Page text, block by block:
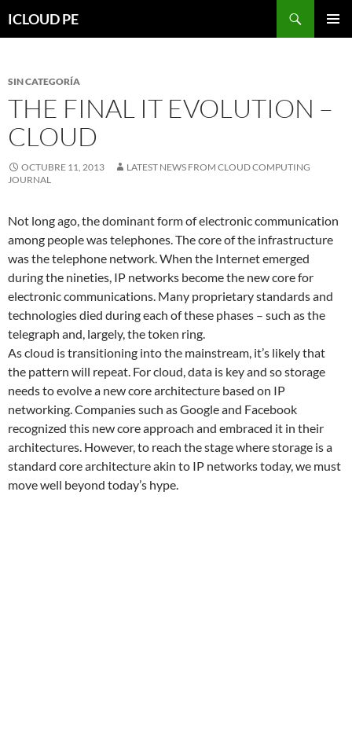
hacia
ICLOUD PE
SIN CATEGORÍA
THE FINAL IT EVOLUTION –
CLOUD
OCTUBRE 11, 2013
LATEST NEWS FROM CLOUD COMPUTING
JOURNAL
Not long ago, the dominant form of electronic communication
among people was telephones. The core of the infrastructure
was the telephone network. When the Internet emerged
during the nineties, IP networks become the new core for
electronic communications. Many proprietary standards and
technologies died during each of these phases – such as the
telegraph and, largely, the token ring.
As cloud is transitioning into the mainstream, it’s likely that
the pattern will repeat. For cloud, data is key and so storage
needs to evolve a new core architecture based on IP
networking. Companies such as Google and Facebook
recognized this new core approach and embraced it in their
architectures. However, to reach the stage where storage is a
standard core architecture akin to IP networks today, we must
move well beyond today’s hype.